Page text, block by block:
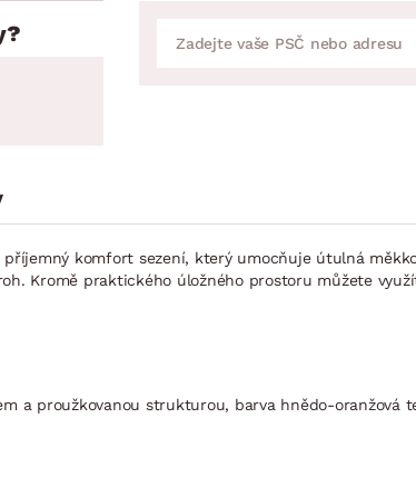
komfort sezení, který umocňuje útulná
Kromě praktického úložného prostoru můžete
a proužkovanou strukturou, barva hnědo-oranžová